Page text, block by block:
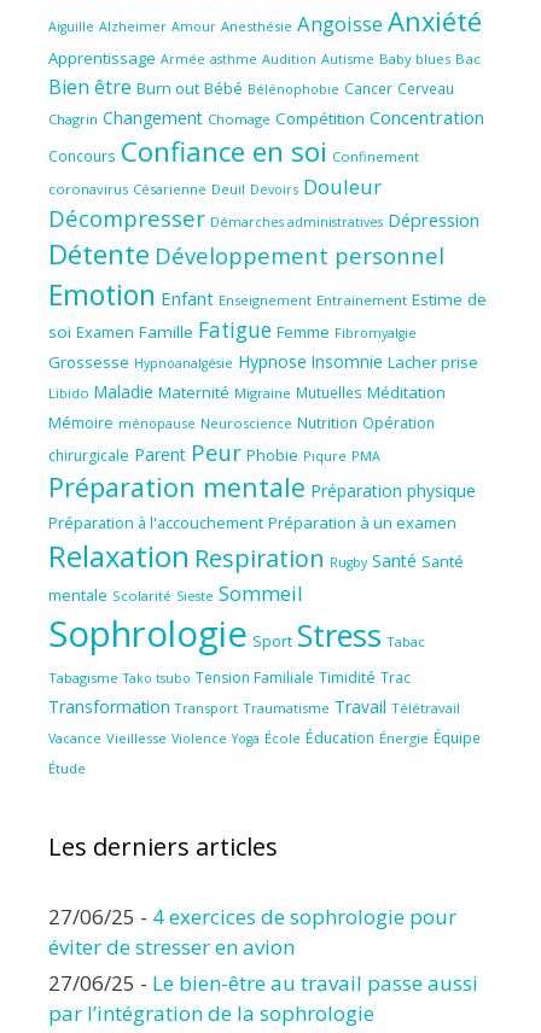
Aiguille Alzheimer Amour Anesthésie Angoisse Anxiété
Apprentissage Armée asthme Audition Autisme Baby blues Bac
Bien être Burn out Bébé Bélénophobie Cancer Cerveau
Chagrin Changement Chomage Compétition Concentration
Concours Confiance en soi Confinement
coronavirus Césarienne Deuil Devoirs Douleur
Décompresser Démarches administratives Dépression
Détente Développement personnel
Emotion Enfant Enseignement Entrainement Estime de
soi Examen Famille Fatigue Femme Fibromyalgie
Grossesse Hypnoanalgésie Hypnose Insomnie Lacher prise
Libido Maladie Maternité Migraine Mutuelles Méditation
Mémoire ménopause Neuroscience Nutrition Opération
chirurgicale Parent Peur Phobie Piqure PMA
Préparation mentale Préparation physique
Préparation à l'accouchement Préparation à un examen
Relaxation Respiration Rugby Santé Santé
mentale Scolarité Sieste Sommeil
Sophrologie Sport Stress Tabac
Tabagisme Tako tsubo Tension Familiale Timidité Trac
Transformation Transport Traumatisme Travail Télétravail
Vacance Vieillesse Violence Yoga École Éducation Énergie Équipe
Étude
Les derniers articles
27/06/25 - 4 exercices de sophrologie pour
éviter de stresser en avion
27/06/25 - Le bien-être au travail passe aussi
par l’intégration de la sophrologie